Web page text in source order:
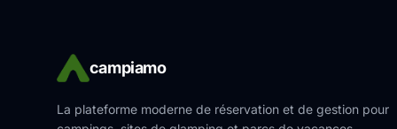
campiamo
La plateforme moderne de réservation et de gestion pour